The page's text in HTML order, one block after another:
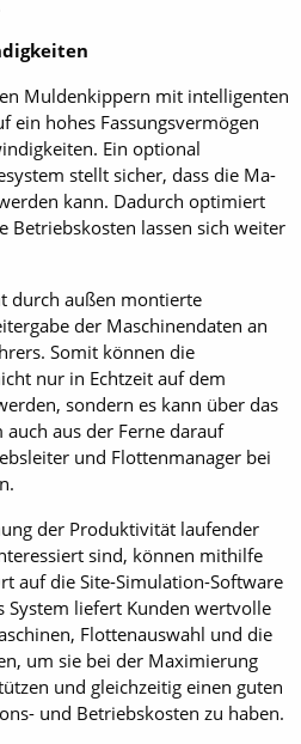
Muldenkippern mit intelligenten
ein hohes Fassungsvermögen
Ein optional
stellt sicher, dass die Ma­
kann. Dadurch optimiert
Betriebskosten lassen sich weiter
durch außen montierte
der Maschinendaten an
Somit können die
nur in Echtzeit auf dem
sondern es kann über das
auch aus der Ferne darauf
und Flottenmanager bei
der Produktivität laufender
sind, können mithilfe
auf die Site-Simulation-Software
System liefert Kunden wertvolle
Flottenauswahl und die
um sie bei der Maximierung
und gleichzeitig einen guten
und Betriebskosten zu haben.